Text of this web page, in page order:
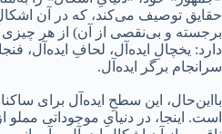
حقایق توصیف می‌کند، که در آن اشکالِ
برجسته و بی‌نقصی از آن) از هر چیزی
دارد: یخچالِ ایده‌آل، لحافِ ایده‌آل،
سرانجام برگر ایده‌آل.
بااین‌حال، این سطحِ ایده‌آل برای
است. اینجا، در دنیایِ موجوداتی